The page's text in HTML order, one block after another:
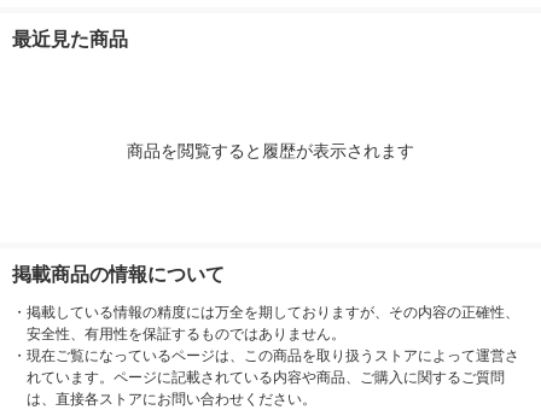
最近見た商品
商品を閲覧すると履歴が表示されます
掲載商品の情報について
・ 掲載している情報の精度には万全を期しておりますが、その内容の正確性、
安全性、有用性を保証するものではありません。
・ 現在ご覧になっているページは、この商品を取り扱うストアによって運営さ
れています。ページに記載されている内容や商品、ご購入に関するご質問
は、直接各ストアにお問い合わせください。